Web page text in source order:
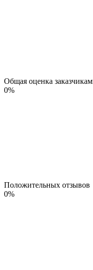
Общая оценка
0%
Положительных отзывов
0%